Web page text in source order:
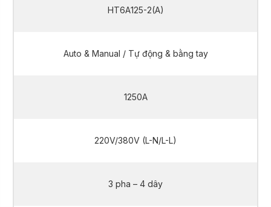
HT6A125-2(A)
Auto & Manual / Tự động & bằng tay
1250A
220V/380V (L-N/L-L)
3 pha – 4 dây